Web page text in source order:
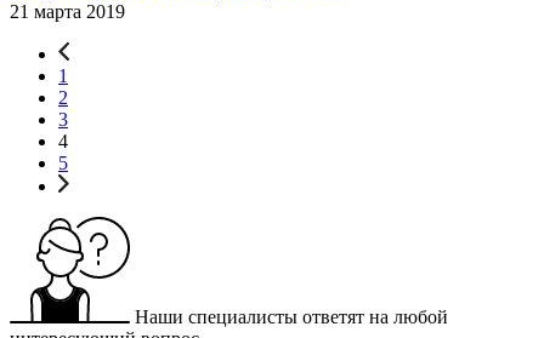
21 марта 2019
1
2
3
4
5
Наши специалисты ответят на любой